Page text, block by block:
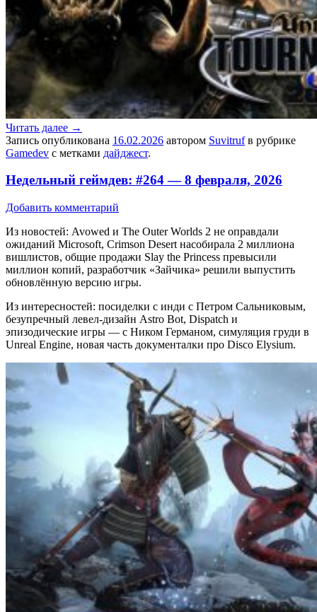
Читать далее →
Запись опубликована 16.02.2026 автором Suvitrufв рубрике
Gamedev с метками дайджест.
Недельный геймдев: #264 — 8 февраля, 2026
Добавить комментарий
Из новостей: Avowed и The Outer Worlds 2 не оправдали
ожиданий Microsoft, Crimson Desert насобирала 2 миллиона
вишлистов, общие продажи Slay the Princess превысили
миллион копий, разработчик «Зайчика» решили выпустить
обновлённую версию игры.
Из интересностей: посиделки с инди с Петром Сальниковым,
безупречный левел-дизайн Astro Bot, Dispatch и
эпизодические игры — с Ником Германом, симуляция груди в
Unreal Engine, новая часть документалки про Disco Elysium.